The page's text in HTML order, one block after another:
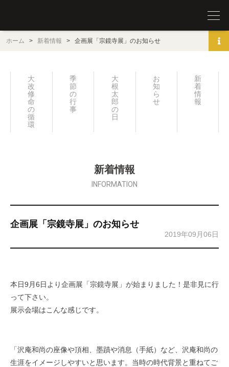
圓覚山 宗鏡寺（沢庵寺）
ホーム > 新着情報 > 企画展「宗鏡寺展」のお知らせ
新
着
情
報
お
知
ら
せ
大
根
太
郎
の
日々
季
節
の
行
事
大
改
修
命
の
循
環
新着情報
INFORMATION
企画展「宗鏡寺展」のお知らせ
2019年09月06日
本日9月6日より企画展「宗鏡寺展」が始まりました！是非見に行
って下さい。
展示会場はこんな感じです。
「沢庵和尚の座像や頂相、墨蹟や消息（手紙）など、沢庵和尚の
生涯をイメージしやすいと思います。当時の時代背景と重ねてご